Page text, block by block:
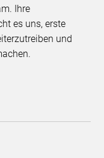
Ihre
es uns, erste
und